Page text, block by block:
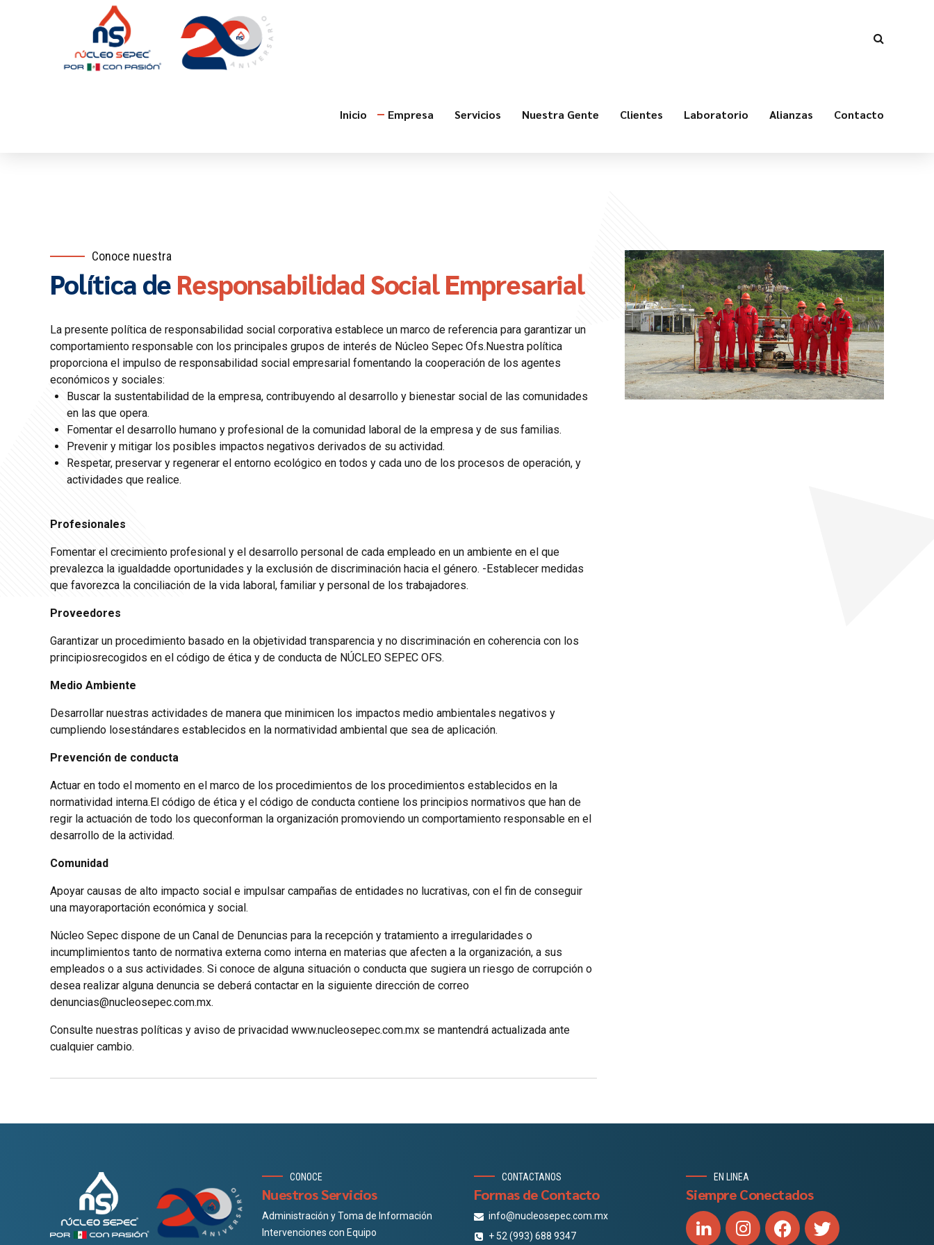
Inicio Empresa Servicios Nuestra Gente Clientes Laboratorio Alianzas Contacto
Conoce nuestra
Política de Responsabilidad Social Empresarial
La presente política de responsabilidad social corporativa establece un marco de referencia para garantizar un
comportamiento responsable con los principales grupos de interés de Núcleo Sepec Ofs.Nuestra política
proporciona el impulso de responsabilidad social empresarial fomentando la cooperación de los agentes
económicos y sociales:
Buscar la sustentabilidad de la empresa, contribuyendo al desarrollo y bienestar social de las comunidades
en las que opera.
Fomentar el desarrollo humano y profesional de la comunidad laboral de la empresa y de sus familias.
Prevenir y mitigar los posibles impactos negativos derivados de su actividad.
Respetar, preservar y regenerar el entorno ecológico en todos y cada uno de los procesos de operación, y
actividades que realice.
Profesionales
Fomentar el crecimiento profesional y el desarrollo personal de cada empleado en un ambiente en el que
prevalezca la igualdadde oportunidades y la exclusión de discriminación hacia el género. -Establecer medidas
que favorezca la conciliación de la vida laboral, familiar y personal de los trabajadores.
Proveedores
Garantizar un procedimiento basado en la objetividad transparencia y no discriminación en coherencia con los
principiosrecogidos en el código de ética y de conducta de NÚCLEO SEPEC OFS.
Medio Ambiente
Desarrollar nuestras actividades de manera que minimicen los impactos medio ambientales negativos y
cumpliendo losestándares establecidos en la normatividad ambiental que sea de aplicación.
Prevención de conducta
Actuar en todo el momento en el marco de los procedimientos de los procedimientos establecidos en la
normatividad interna.El código de ética y el código de conducta contiene los principios normativos que han de
regir la actuación de todo los queconforman la organización promoviendo un comportamiento responsable en el
desarrollo de la actividad.
Comunidad
Apoyar causas de alto impacto social e impulsar campañas de entidades no lucrativas, con el fin de conseguir
una mayoraportación económica y social.
Núcleo Sepec dispone de un Canal de Denuncias para la recepción y tratamiento a irregularidades o
incumplimientos tanto de normativa externa como interna en materias que afecten a la organización, a sus
empleados o a sus actividades. Si conoce de alguna situación o conducta que sugiera un riesgo de corrupción o
desea realizar alguna denuncia se deberá contactar en la siguiente dirección de correo
denuncias@nucleosepec.com.mx.
Consulte nuestras políticas y aviso de privacidad www.nucleosepec.com.mx se mantendrá actualizada ante
cualquier cambio.
CONOCE
Nuestros Servicios
Administración y Toma de Información
Intervenciones con Equipo
CONTACTANOS
Formas de Contacto
info@nucleosepec.com.mx
+ 52 (993) 688 9347
EN LINEA
Siempre Conectados